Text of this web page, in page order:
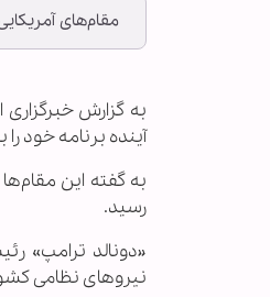
مقام‌‌های آمریکایی از خروج ۴۰۰۰ نیروی نظامی از
به گزارش
آینده برنامه‌ خود را برای خروج ۴۰۰۰ نیروی نظامی
رسید.
«دونالد ترامپ»
نیروهای نظامی کشورش در